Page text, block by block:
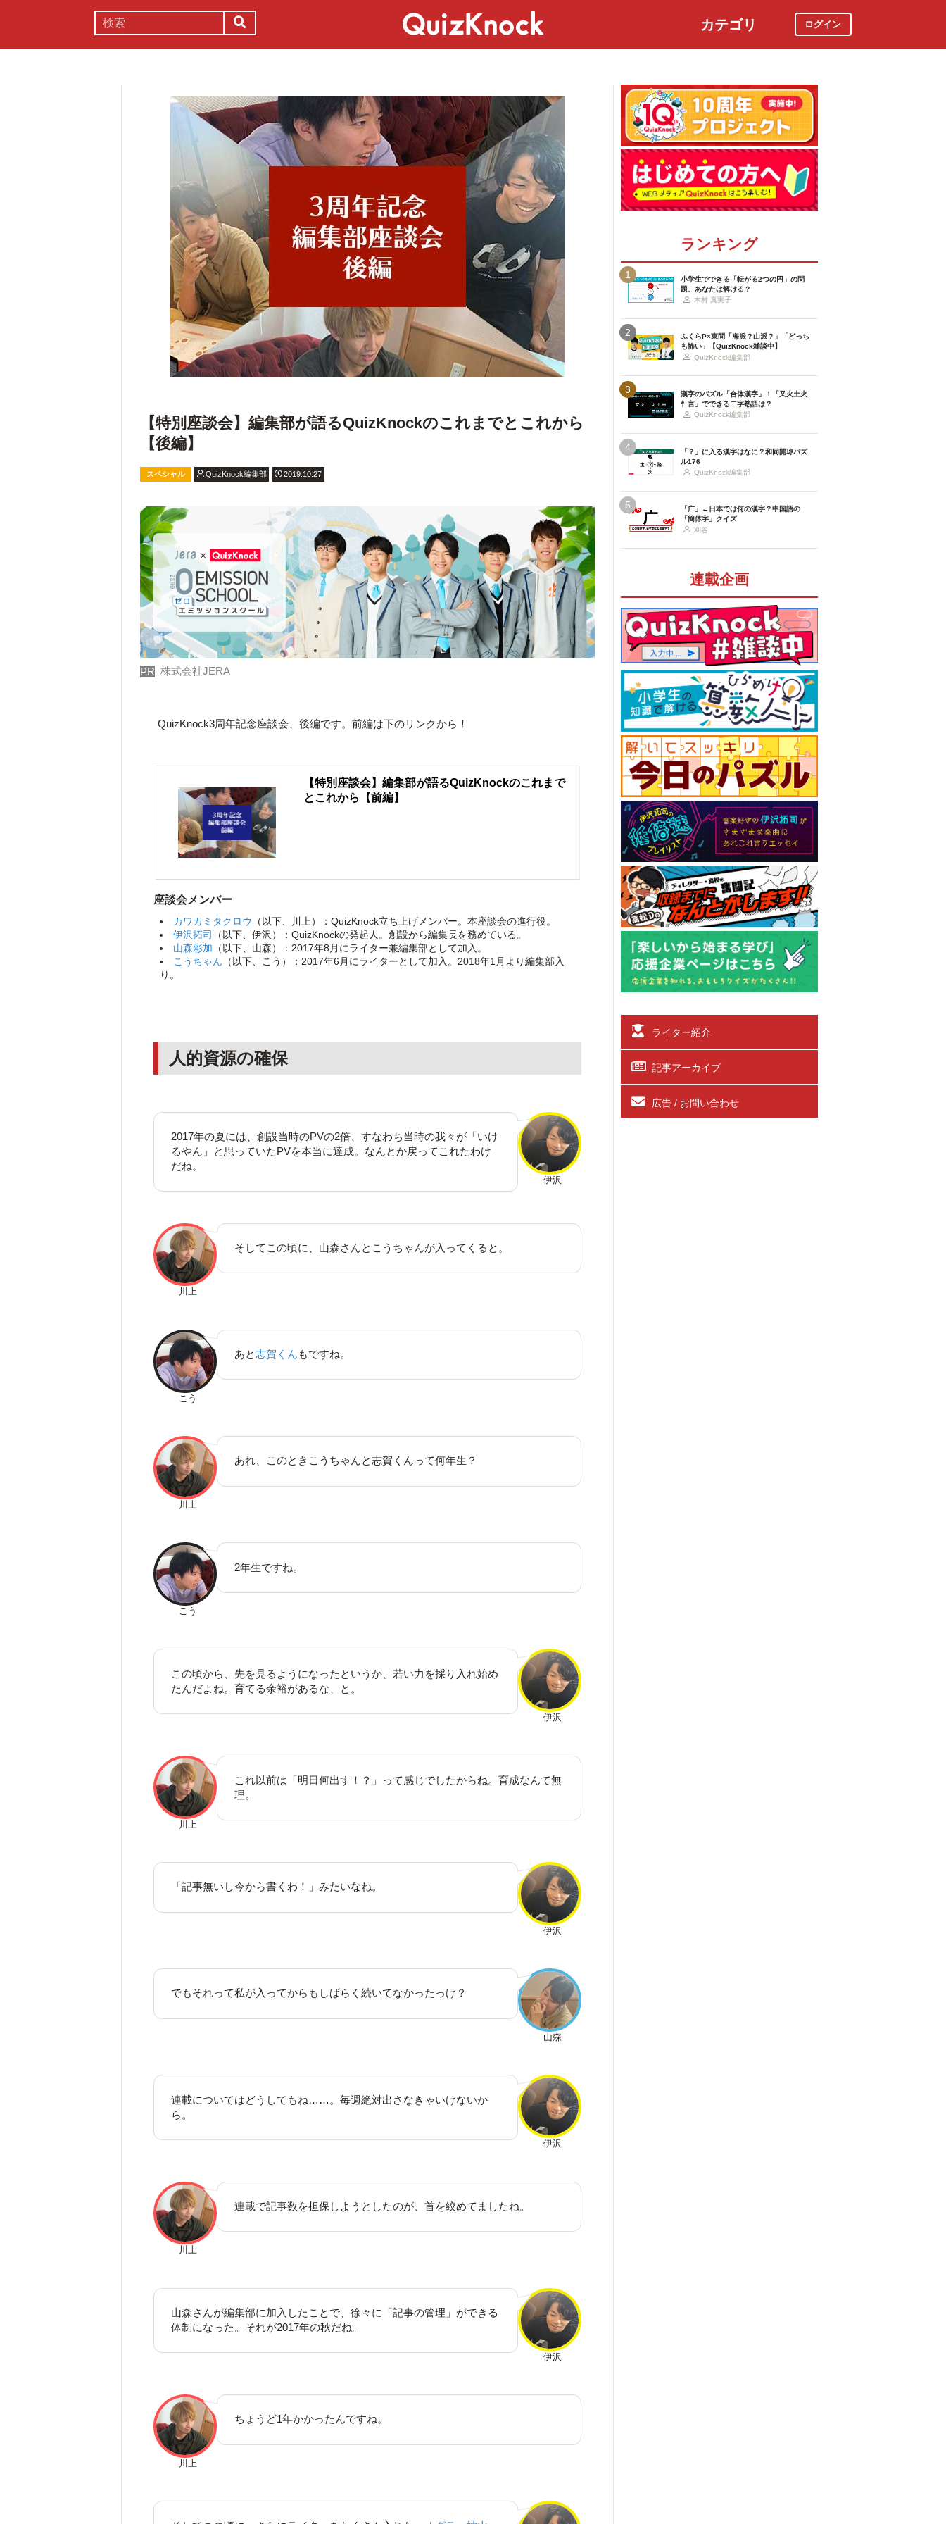
カテゴリ ログイン
【特別座談会】編集部が語るQuizKnockのこれまでとこれから
【後編】
スペシャル QuizKnock編集部 2019.10.27
PR 株式会社JERA
QuizKnock3周年記念座談会、後編です。前編は下のリンクから！
【特別座談会】編集部が語るQuizKnockのこれまで
とこれから【前編】
座談会メンバー
カワカミタクロウ
（以下、川上）：QuizKnock立ち上げメンバー。本座談会の進行役。
伊沢拓司
（以下、伊沢）：QuizKnockの発起人。創設から編集長を務めている。
山森彩加 （以下、山森）：2017年8月にライター兼編集部として加入。
こうちゃん （以下、こう）：2017年6月にライターとして加入。2018年1月より編集部入
り。
人的資源の確保
伊沢
2017年の夏には、創設当時のPVの2倍、すなわち当時の我々が「いけ
るやん」と思っていたPVを本当に達成。なんとか戻ってこれたわけ
だね。
川上
そしてこの頃に、山森さんとこうちゃんが入ってくると。
こう
あと志賀くん もですね。
川上
あれ、このときこうちゃんと志賀くんって何年生？
こう
2年生ですね。
伊沢
この頃から、先を見るようになったというか、若い力を採り入れ始め
たんだよね。育てる余裕があるな、と。
川上
これ以前は「明日何出す！？」って感じでしたからね。育成なんて無
理。
伊沢
「記事無いし今から書くわ！」みたいなね。
山森
でもそれって私が入ってからもしばらく続いてなかったっけ？
伊沢
連載についてはどうしてもね……。毎週絶対出さなきゃいけないか
ら。
川上
連載で記事数を担保しようとしたのが、首を絞めてましたね。
伊沢
山森さんが編集部に加入したことで、徐々に「記事の管理」ができる
体制になった。それが2017年の秋だね。
川上
ちょうど1年かかったんですね。
ランキング
1
小学生でできる「転がる2つの円」の問
題、あなたは解ける？
木村 真実子
2
ふくらP×東問「海派？山派？」「どっち
も怖い」【QuizKnock雑談中】
QuizKnock編集部
3
漢字のパズル「合体漢字」！「又火土火
忄言」でできる二字熟語は？
QuizKnock編集部
4
「？」に入る漢字はなに？和同開珎パズ
ル176
QuizKnock編集部
5
「广」←日本では何の漢字？中国語の
「簡体字」クイズ
刈谷
連載企画
ライター紹介
記事アーカイブ
広告 / お問い合わせ